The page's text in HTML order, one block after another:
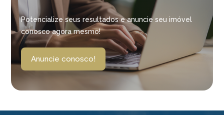
Potencialize seus resultados e anuncie seu imóvel
conosco agora mesmo!
Anuncie conosco!